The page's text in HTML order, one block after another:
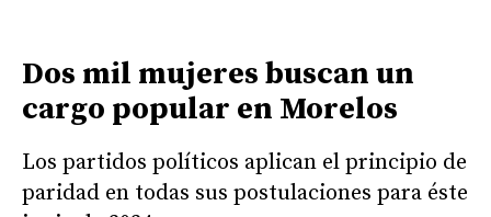
Dos mil mujeres buscan un
cargo popular en Morelos
Los partidos políticos aplican el principio de
paridad en todas sus postulaciones para éste